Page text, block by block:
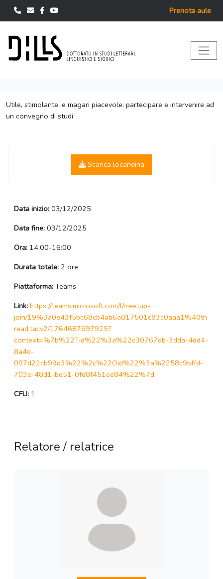
Prenota aule
Utile, stimolante, e magari piacevole: partecipare e intervenire ad
un convegno di studi
Scarica locandina
Data inizio: 03/12/2025
Data fine: 03/12/2025
Ora: 14:00-16:00
Durata totale: 2 ore
Piattaforma: Teams
Link: https://teams.microsoft.com/l/meetup-
join/19%3a0e43f5bc68cb4ab6a017501c83c0aaa1%40th
read.tacv2/1764687697925?
context=%7b%22Tid%22%3a%22c30767db-3dda-4dd4-
8a4d-
097d22cb99d3%22%2c%22Oid%22%3a%2258c9bffd-
703e-48d1-be51-0fd8f451ee84%22%7d
CFU: 1
Relatore / relatrice